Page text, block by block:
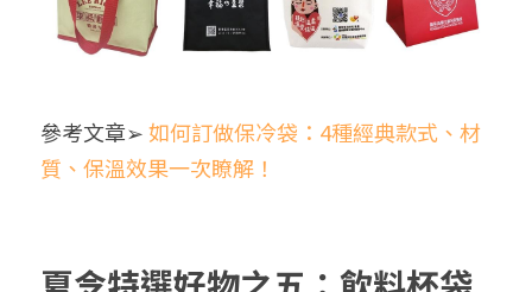
參考文章➢如何訂做保冷袋：4種經典款式、材
質、保溫效果一次瞭解！